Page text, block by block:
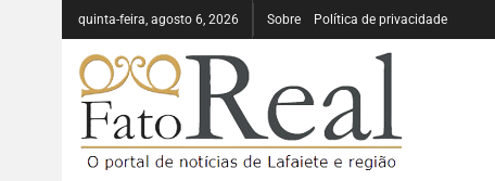
quinta-feira, agosto 6, 2026 Sobre Política de privacidade